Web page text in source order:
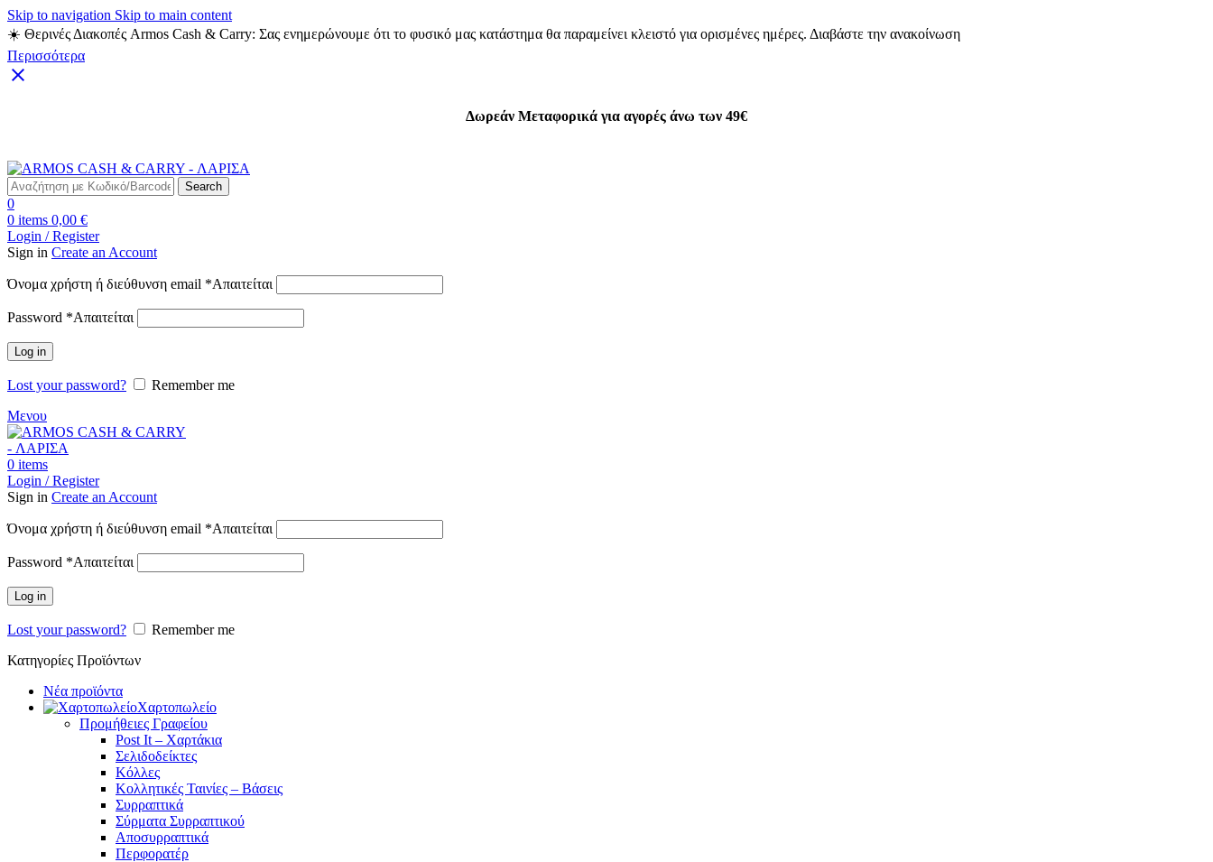
Skip to navigation Skip to main content
☀️ Θερινές Διακοπές Armos Cash & Carry: Σας ενημερώνουμε ότι το φυσικό μας κατάστημα θα παραμείνει κλειστό για ορισμένες ημέρες. Διαβάστε την ανακοίνωση
Περισσότερα
Δωρεάν Μεταφορικά για αγορές άνω των 49€
Search
0
0 items 0,00 €
Login / Register
Sign in Create an Account
Όνομα χρήστη ή διεύθυνση email *Απαιτείται
Password *Απαιτείται
Log in
Lost your password?
Remember me
Μενου
0 items
Login / Register
Sign in Create an Account
Όνομα χρήστη ή διεύθυνση email *Απαιτείται
Password *Απαιτείται
Log in
Lost your password?
Remember me
Κατηγορίες Προϊόντων
Νέα προϊόντα
Χαρτοπωλείο
Προμήθειες Γραφείου
Post It – Χαρτάκια
Σελιδοδείκτες
Κόλλες
Κολλητικές Ταινίες – Βάσεις
Συρραπτικά
Σύρματα Συρραπτικού
Αποσυρραπτικά
Περφορατέρ